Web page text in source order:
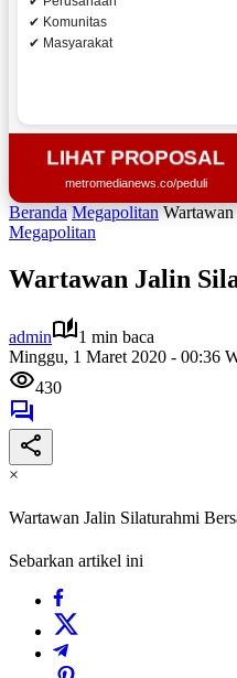
✔ Komunitas
✔ Masyarakat
LIHAT PROPOSAL
metromedianews.co/peduli
Beranda Megapolitan
Megapolitan
Wartawan Jalin
admin
1 min baca
Minggu, 1 Maret 2020 - 00:36
430
×
Wartawan Jalin Silaturahmi
Sebarkan artikel ini